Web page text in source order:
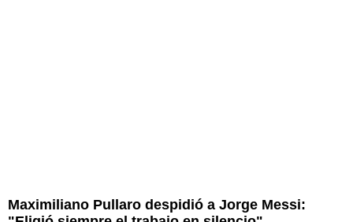
Maximiliano Pullaro despidió a Jorge Messi: